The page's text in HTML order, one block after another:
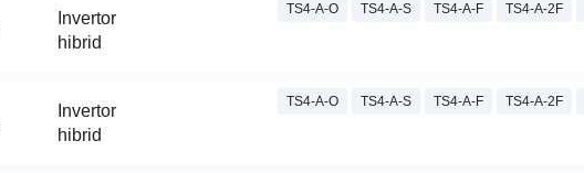
Invertor
hibrid
TS4-A-O TS4-A-S TS4-A-F TS4-A-2F
Invertor
hibrid
TS4-A-O TS4-A-S TS4-A-F TS4-A-2F